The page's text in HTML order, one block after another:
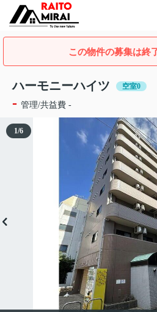
この物件の募集は終
ハーモニーハイツ 空室0
- 管理/共益費 -
1/6